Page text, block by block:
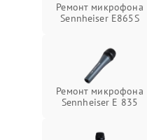
Ремонт микрофона
Sennheiser E865S
Ремонт микрофона
Sennheiser E 835